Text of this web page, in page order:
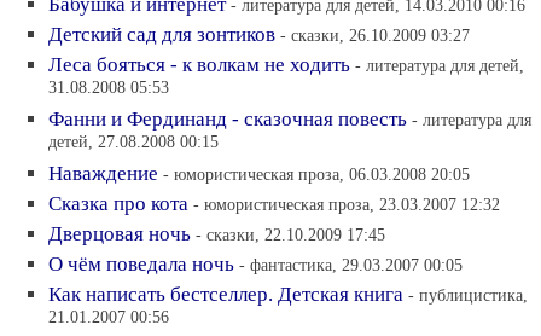
- литература для детей, 14.03.2010 00:16
Детский сад для зонтиков - сказки, 26.10.2009 03:27
Леса бояться - к волкам не ходить - литература для детей,
31.08.2008 05:53
Фанни и Фердинанд - сказочная повесть - литература для
детей, 27.08.2008 00:15
Наваждение - юмористическая проза, 06.03.2008 20:05
Сказка про кота - юмористическая проза, 23.03.2007 12:32
Дверцовая ночь - сказки, 22.10.2009 17:45
О чём поведала ночь - фантастика, 29.03.2007 00:05
Как написать бестселлер. Детская книга - публицистика,
21.01.2007 00:56